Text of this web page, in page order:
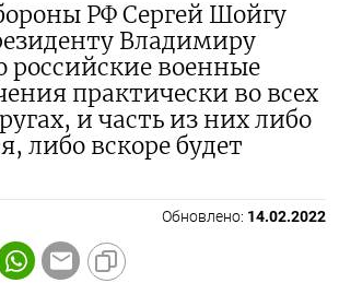
РФ Сергей Шойгу
Владимиру
российские военные
практически во всех
и часть из них либо
либо вскоре будет
Обновлено: 14.02.2022